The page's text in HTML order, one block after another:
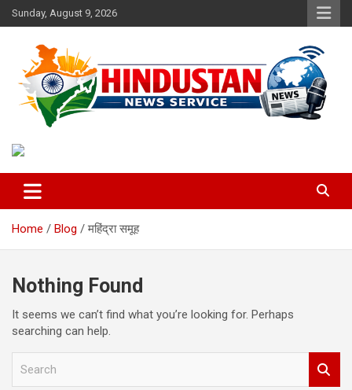
Skip
to
Sunday, August 9, 2026
Hindustan News Service
Home Blog महिंद्रा समूह
Nothing Found
It seems we can’t find what you’re looking for. Perhaps
searching can help.